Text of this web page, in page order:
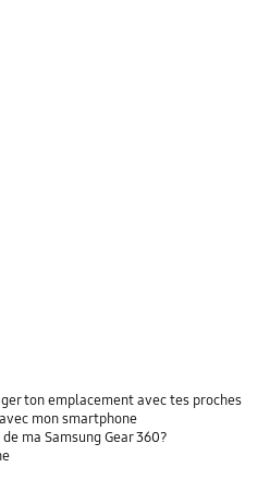
ton emplacement avec tes proches
mon smartphone
ma Samsung Gear 360?